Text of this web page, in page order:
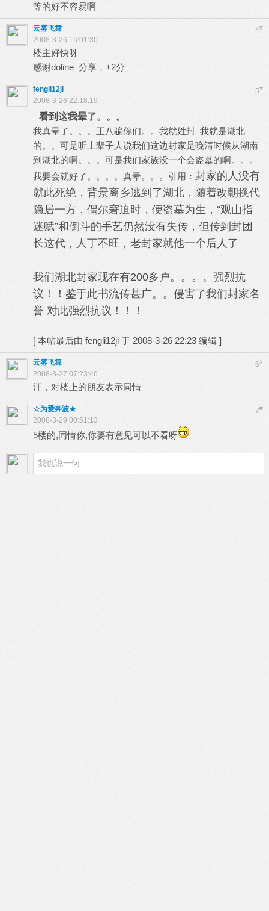
等的好不容易啊
4#
云雾飞舞
2008-3-26 16:01:30
楼主好快呀
感谢doline 分享，+2分
5#
fengli12ji
2008-3-26 22:18:19
看到这我晕了。。。
我真晕了。。。王八骗你们。。我就姓封 我就是湖北
的。。可是听上辈子人说我们这边封家是晚清时候从湖南
到湖北的啊。。。可是我们家族没一个会盗墓的啊。。。
我要会就好了。。。。真晕。。。引用： 封家的人没有
就此死绝，背景离乡逃到了湖北，随着改朝换代
隐居一方，偶尔窘迫时，便盗墓为生，“观山指
迷赋”和倒斗的手艺仍然没有失传，但传到封团
长这代，人丁不旺，老封家就他一个后人了
我们湖北封家现在有200多户。。。。强烈抗
议！！鉴于此书流传甚广。。侵害了我们封家名
誉 对此强烈抗议！！！
[ 本帖最后由 fengli12ji 于 2008-3-26 22:23 编辑 ]
6#
云雾飞舞
2008-3-27 07:23:46
汗，对楼上的朋友表示同情
7#
☆为爱奔波★
2008-3-29 00:51:13
5楼的,同情你,你要有意见可以不看呀